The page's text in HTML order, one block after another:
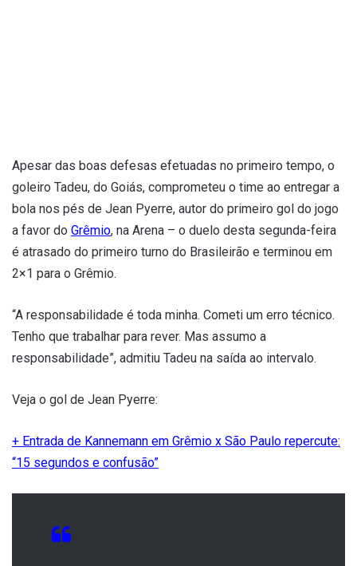
Apesar das boas defesas efetuadas no primeiro tempo, o
goleiro Tadeu, do Goiás, comprometeu o time ao entregar a
bola nos pés de Jean Pyerre, autor do primeiro gol do jogo
a favor do Grêmio, na Arena – o duelo desta segunda-feira
é atrasado do primeiro turno do Brasileirão e terminou em
2×1 para o Grêmio.
“A responsabilidade é toda minha. Cometi um erro técnico.
Tenho que trabalhar para rever. Mas assumo a
responsabilidade”, admitiu Tadeu na saída ao intervalo.
Veja o gol de Jean Pyerre:
+ Entrada de Kannemann em Grêmio x São Paulo repercute:
“15 segundos e confusão”